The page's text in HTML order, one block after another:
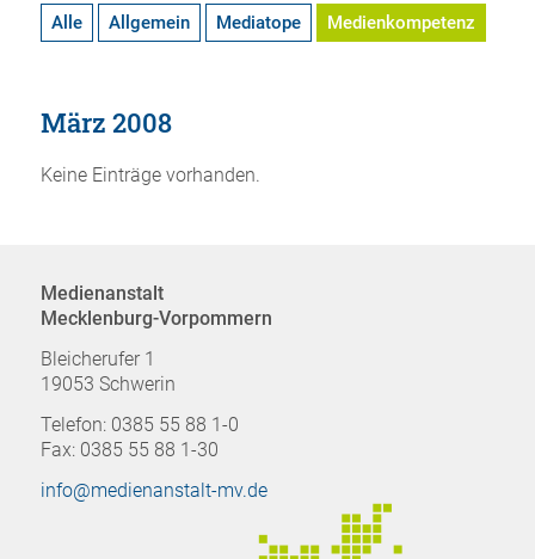
Alle Allgemein Mediatope Medienkompetenz
März 2008
Keine Einträge vorhanden.
Medienanstalt
Mecklenburg-Vorpommern
Bleicherufer 1
19053 Schwerin
Telefon: 0385 55 88 1-0
Fax: 0385 55 88 1-30
info@medienanstalt-mv.de